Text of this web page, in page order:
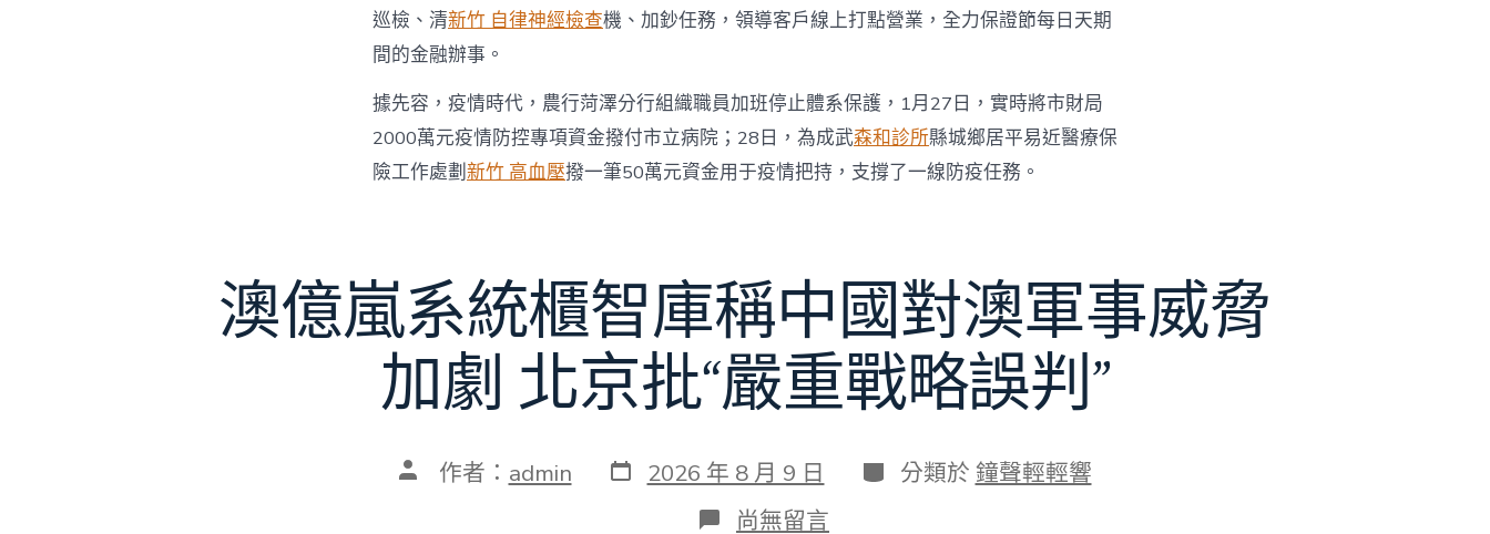
巡檢、清新竹 自律神經檢查機、加鈔任務，領導客戶線上打點營業，全力保證節每日天期
間的金融辦事。
據先容，疫情時代，農行菏澤分行組織職員加班停止體系保護，1月27日，實時將市財局
2000萬元疫情防控專項資金撥付市立病院；28日，為成武森和診所縣城鄉居平易近醫療保
險工作處劃新竹 高血壓撥一筆50萬元資金用于疫情把持，支撐了一線防疫任務。
澳億嵐系統櫃智庫稱中國對澳軍事威脅
加劇 北京批“嚴重戰略誤判”
文 作者： admin 發
表
2026 年 8 月 9 日 分
類
分類於 鐘聲輕輕響
在
尚無留言